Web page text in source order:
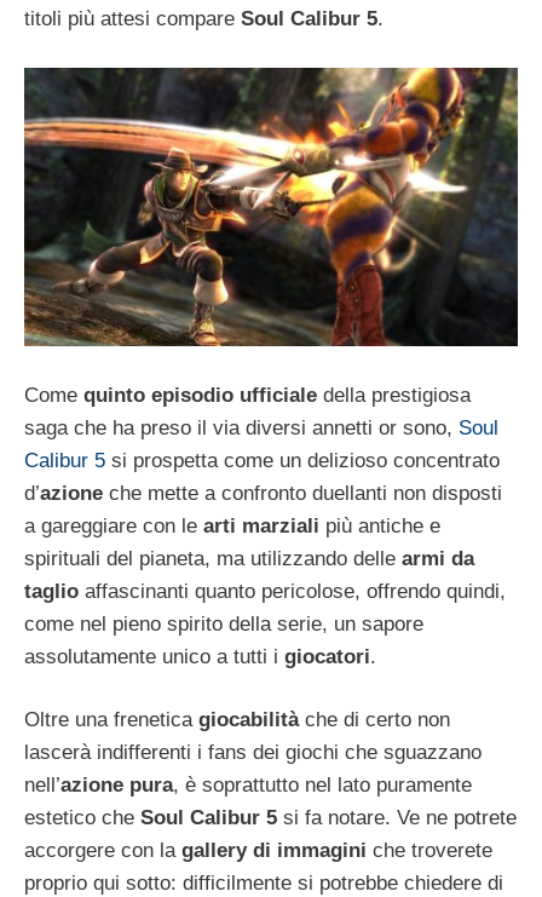
titoli più attesi compare Soul Calibur 5.
Come quinto episodio ufficiale della prestigiosa
saga che ha preso il via diversi annetti or sono, Soul
Calibur 5 si prospetta come un delizioso concentrato
d’azione che mette a confronto duellanti non disposti
a gareggiare con le arti marziali più antiche e
spirituali del pianeta, ma utilizzando delle armi da
taglio affascinanti quanto pericolose, offrendo quindi,
come nel pieno spirito della serie, un sapore
assolutamente unico a tutti i giocatori.
Oltre una frenetica giocabilità che di certo non
lascerà indifferenti i fans dei giochi che sguazzano
nell’azione pura, è soprattutto nel lato puramente
estetico che Soul Calibur 5 si fa notare. Ve ne potrete
accorgere con la gallery di immagini che troverete
proprio qui sotto: difficilmente si potrebbe chiedere di